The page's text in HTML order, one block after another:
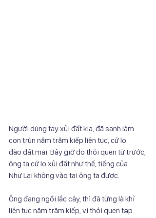
Người dùng tay xủi đất kia, đã sanh làm
con trùn năm trăm kiếp liên tục, cứ lo
đào đất mãi. Bây giờ do thói quen từ trước,
ông ta cứ lo xủi đất như thế, tiếng của
Như Lai không vào tai ông ta được.
Ông đang ngồi lắc cây, thì đã từng là khỉ
liên tục năm trăm kiếp, vì thói quen tạp